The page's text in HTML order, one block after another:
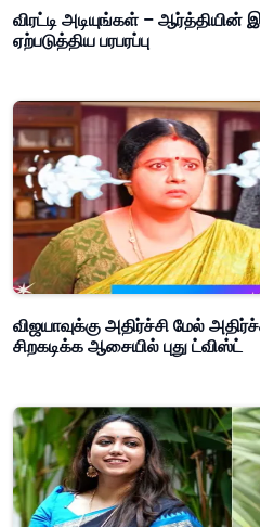
விரட்டி அடியுங்கள் – ஆர்த்தியின்
ஏற்படுத்திய பரபரப்பு
விஜயாவுக்கு அதிர்ச்சி மேல்
சிறகடிக்க ஆசையில் புது ட்விஸ்ட்